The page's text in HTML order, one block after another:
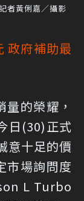
者黃俐嘉／攝影
政府補助最
的榮耀，
日(30)正式
意十足的價
市場詢問度
L Turbo